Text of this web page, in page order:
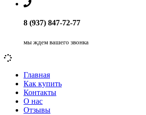
8 (937) 847-72-77
мы ждем вашего звонка
Главная
Как купить
Контакты
О нас
Отзывы